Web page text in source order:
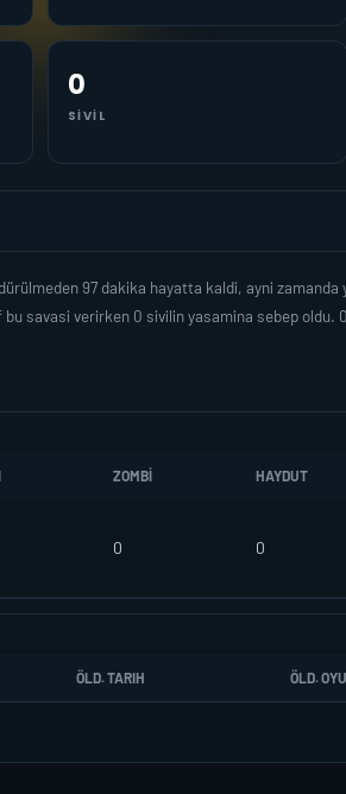
0
SIVIL
97 dakika hayatta kaldi, ayni
savasi verirken 0 sivilin yasamina sebep oldu.
ZOMBI HAYDUT
0 0
ÖLD. TARIH ÖLD.